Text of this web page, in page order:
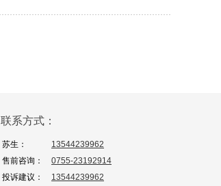
联系方式：
苏生：
13544239962
售前咨询：
0755-23192914
投诉建议：
13544239962